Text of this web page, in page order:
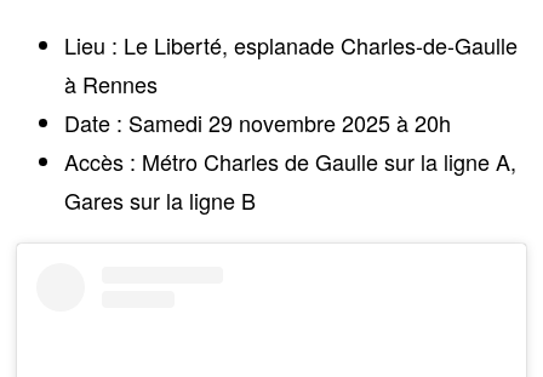
Lieu : Le Liberté, esplanade Charles-de-Gaulle
à Rennes
Date : Samedi 29 novembre 2025 à 20h
Accès : Métro Charles de Gaulle sur la ligne A,
Gares sur la ligne B